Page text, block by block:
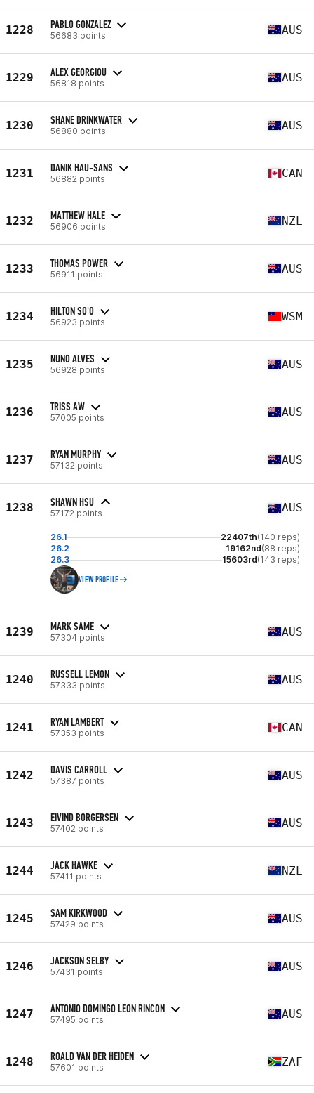
1228 PABLO GONZALEZ
56683 points AUS
1229 ALEX GEORGIOU
56818 points AUS
1230 SHANE DRINKWATER
56880 points AUS
1231 DANIK HAU-SANS
56882 points CAN
1232 MATTHEW HALE
56906 points NZL
1233 THOMAS POWER
56911 points AUS
1234 HILTON SO'O
56923 points WSM
1235 NUNO ALVES
56928 points AUS
1236 TRISS AW
57005 points AUS
1237 RYAN MURPHY
57132 points AUS
1238 SHAWN HSU
57172 points AUS
26.1 22407th(140 reps)
26.2
19162nd(88 reps)
26.3
15603rd(143 reps)
VIEW PROFILE
1239 MARK SAME
57304 points AUS
1240 RUSSELL LEMON
57333 points AUS
1241 RYAN LAMBERT
57353 points CAN
1242 DAVIS CARROLL
57387 points AUS
1243 EIVIND BORGERSEN
57402 points AUS
1244 JACK HAWKE
57411 points NZL
1245 SAM KIRKWOOD
57429 points AUS
1246 JACKSON SELBY
57431 points AUS
1247 ANTONIO DOMINGO LEON RINCON
57495 points AUS
1248 ROALD VAN DER HEIDEN
57601 points ZAF